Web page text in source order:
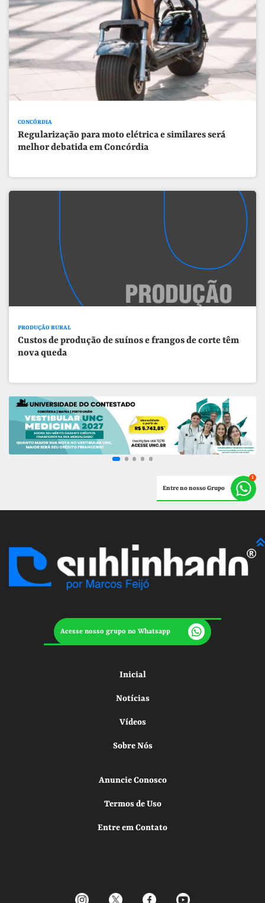
CONCÓRDIA
Regularização para moto elétrica e similares será
melhor debatida em Concórdia
PRODUÇÃO RURAL
Custos de produção de suínos e frangos de corte têm
nova queda
Entre no nosso Grupo
Acesse nosso grupo no Whatsapp
Inicial
Notícias
Vídeos
Sobre Nós
Anuncie Conosco
Termos de Uso
Entre em Contato